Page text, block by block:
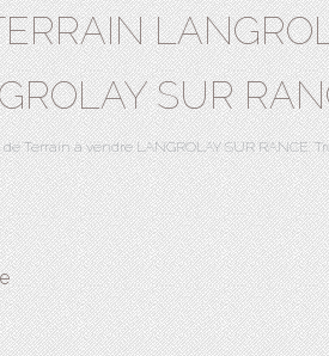
SUR
Terrain à vendre LANGROLAY SUR RANCE.